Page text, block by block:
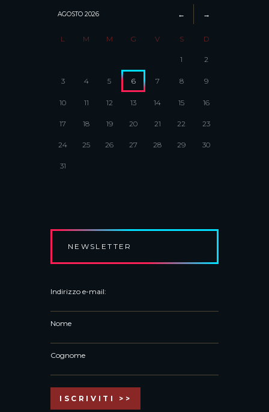
AGOSTO 2026
L M M G V S D
1 2
3 4 5 6 7 8 9
10 11 12 13 14 15 16
17 18 19 20 21 22 23
24 25 26 27 28 29 30
31
NEWSLETTER
Indirizzo e-mail:
Nome
Cognome